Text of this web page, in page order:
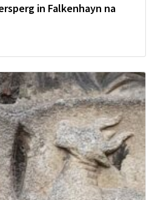
in Falkenhayn na